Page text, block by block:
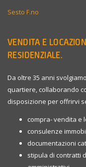
Sesto F.no
VENDITA E
RESIDENZIALE.
Da oltre 35 anni
quartiere, collaborando
disposizione per offrirvi
compra- vendita e
consulenze
documentazioni
stipula di contratti